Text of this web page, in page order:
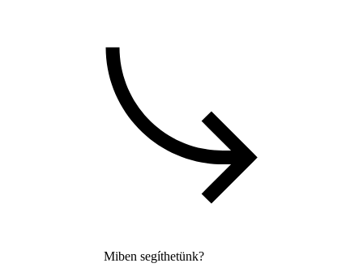
Miben segíthetünk?